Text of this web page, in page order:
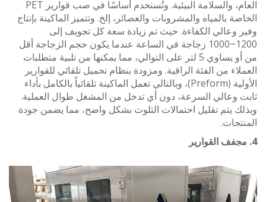
العام، والسلامة البيئية. وتُستخدم أساسًا في صب قوارير PET
بالمياه والمشروبات والعصائر، إلخ. وتتميز الماكينة بإنتاج
وعالي الكفاءة. حيث تم زيادة سعة كل تجويف إلى
1200~1000 زجاجة في الساعة عندما يكون حجم الزجاجة أقل
من أو يساوي 5 لتر على التوالي، مما يمكنها من تلبية متطلبات
من الفئة الراقية. ومزودة بنظام تحميل تلقائي للقوارير
الأولية (Preform)، وبالتالي تعمل الماكينة تلقائياً بالكامل بأداء
وعالي السرعة، دون أي تدخل من المشغل طوال العملية.
يتم تقليل احتمالات التلوث بشكل واضح، مما يضمن جودة